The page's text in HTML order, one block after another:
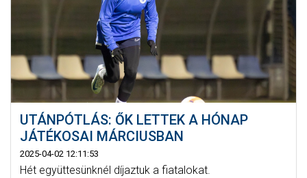
UTÁNPÓTLÁS: ŐK LETTEK A HÓNAP
JÁTÉKOSAI MÁRCIUSBAN
2025-04-02 12:11:53
Hét együttesünknél díjaztuk a fiatalokat.